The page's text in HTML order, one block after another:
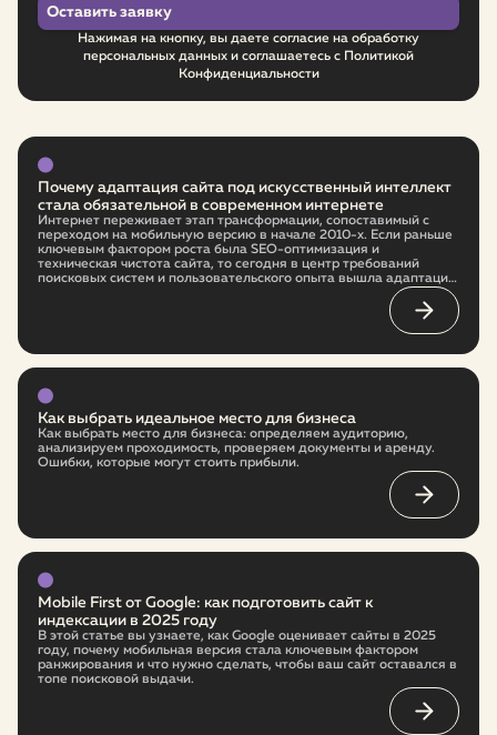
Нажимая на кнопку, вы даете согласие на обработку
персональных данных и соглашаетесь с Политикой
Конфиденциальности
Почему адаптация сайта под искусственный интеллект
стала обязательной в современном интернете
Интернет переживает этап трансформации, сопоставимый с
переходом на мобильную версию в начале 2010-х. Если раньше
ключевым фактором роста была SEO-оптимизация и
техническая чистота сайта, то сегодня в центр требований
поисковых систем и пользовательского опыта вышла адаптация
перестройку сейчас, в ближайшие годы заметно проиграет
Как выбрать идеальное место для бизнеса
Как выбрать место для бизнеса: определяем аудиторию,
анализируем проходимость, проверяем документы и аренду.
Ошибки, которые могут стоить прибыли.
Mobile First от Google: как подготовить сайт к
индексации в 2025 году
В этой статье вы узнаете, как Google оценивает сайты в 2025
году, почему мобильная версия стала ключевым фактором
ранжирования и что нужно сделать, чтобы ваш сайт оставался в
топе поисковой выдачи.